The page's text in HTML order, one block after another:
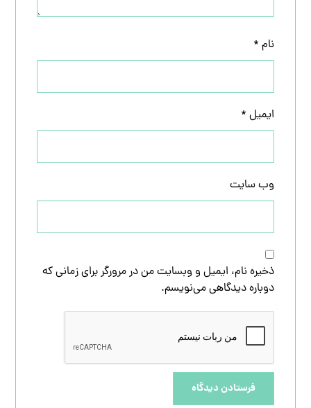
نام *
ایمیل *
وب‌ سایت
ذخیره نام، ایمیل و وبسایت من در مرورگر برای زمانی که
دوباره دیدگاهی می‌نویسم.
فرستادن دیدگاه